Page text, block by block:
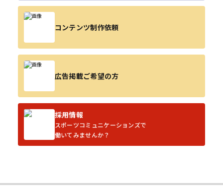
コンテンツ制作依頼
広告掲載ご希望の方
採用情報
スポーツコミュニケーションズで
働いてみませんか？